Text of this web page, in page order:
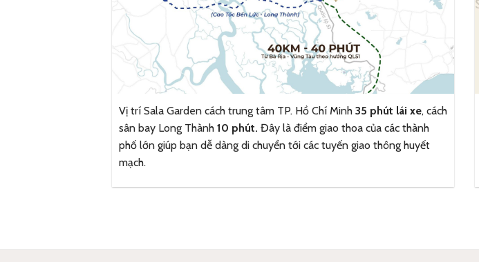
Vị trí Sala Garden cách trung tâm TP. Hồ Chí Minh 35 phút lái xe, cách
sân bay Long Thành 10 phút. Đây là điểm giao thoa của các thành
phố lớn giúp bạn dễ dàng di chuyển tới các tuyến giao thông huyết
mạch.